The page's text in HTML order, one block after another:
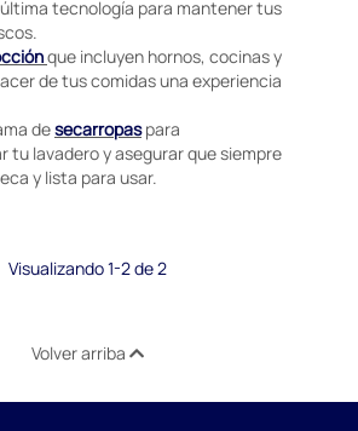
tecnología para mantener tus
que incluyen hornos, cocinas y
de tus comidas una experiencia
desecarropaspara
tu lavadero y asegurar que siempre
y lista para usar.
Visualizando 1-2 de 2
Volver arriba